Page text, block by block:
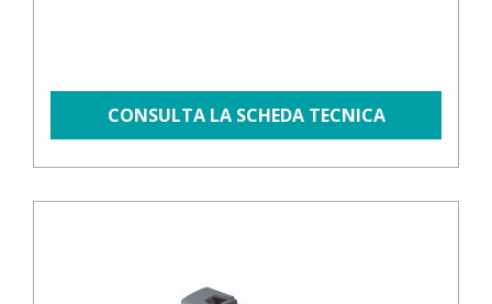
CONSULTA LA SCHEDA TECNICA